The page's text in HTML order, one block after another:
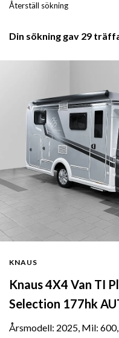
Återställ sökning
Din sökning gav 29
KNAUS
Knaus 4X4 Van TI
Selection 177hk
Årsmodell: 2025, Mil: